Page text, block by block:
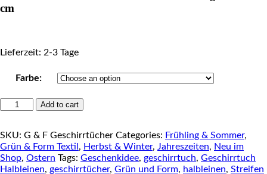
cm
Lieferzeit: 2-3 Tage
Farbe:
GRÜN
&
Geschirrtücher
quantity
Add to cart
SKU: G & F Geschirrtücher Categories: Frühling & Sommer,
Grün & Form Textil, Herbst & Winter, Jahreszeiten, Neu im
Shop, Ostern Tags: Geschenkidee, geschirrtuch, Geschirrtuch
Halbleinen, geschirrtücher, Grün und Form, halbleinen, Streifen